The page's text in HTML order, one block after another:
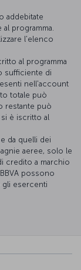
addebitate
programma.
l'elenco
al programma
sufficiente di
nell'account
totale può
restante può
è iscritto al
da quelli dei
aeree, solo le
credito a marchio
possono
gli esercenti